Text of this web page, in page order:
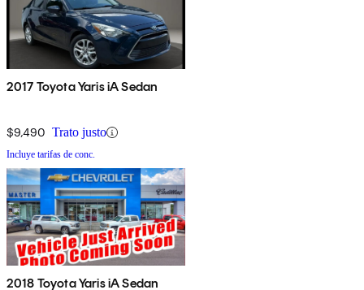
2017 Toyota Yaris iA Sedan
$9,490 Trato justo
Incluye tarifas de conc.
2018 Toyota Yaris iA Sedan